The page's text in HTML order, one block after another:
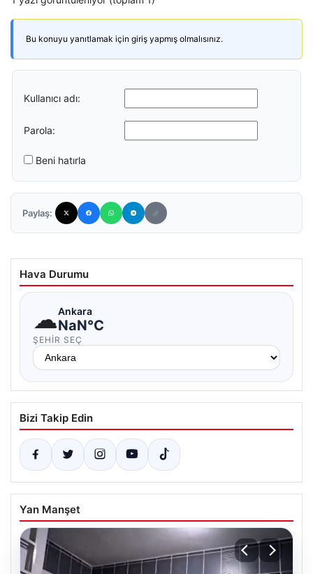
Bu konuyu yanıtlamak için giriş yapmış olmalısınız.
Kullanıcı adı:
Parola:
Beni hatırla
Paylaş:
Hava Durumu
☁Ankara
NaN°C
ŞEHIR SEÇ
Bizi Takip Edin
Yan Manşet